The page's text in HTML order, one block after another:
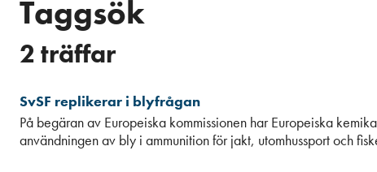
Taggsök
2 träffar
SvSF replikerar i blyfrågan
På begäran av Europeiska kommissionen har Europeiska
användningen av bly i ammunition för jakt, utomhussport och